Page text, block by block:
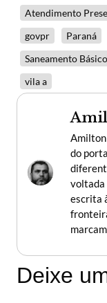
Atendimento
govpr
Paraná
Saneamento Básico
vila a
do
voltada
escrita
Deixe